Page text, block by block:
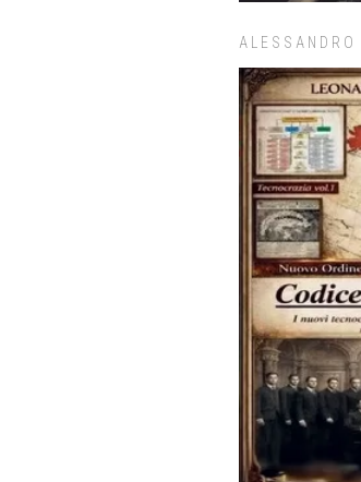
ALESSANDRO